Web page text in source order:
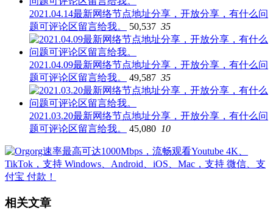
2021.04.14最新网络节点地址分享，开放分享，有什么问
题可评论区留言给我。
50,537 35
2021.04.09最新网络节点地址分享，开放分享，有什么问
题可评论区留言给我。
49,587 35
2021.03.20最新网络节点地址分享，开放分享，有什么问
题可评论区留言给我。
45,080 10
相关文章